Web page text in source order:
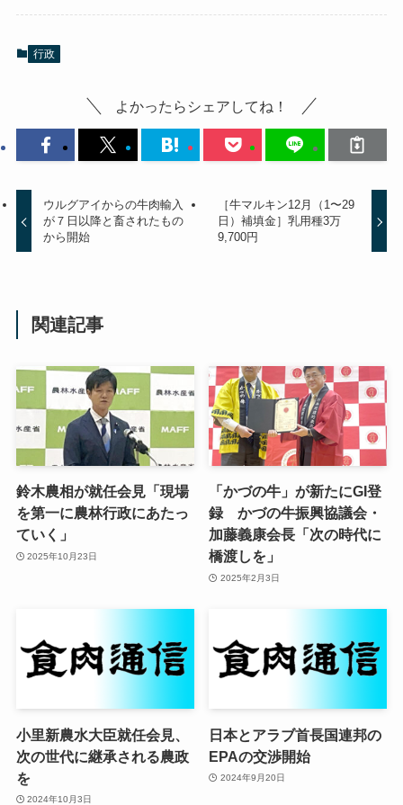
行政
よかったらシェアしてね！
ウルグアイからの牛肉輸入
が７日以降と畜されたもの
から開始
［牛マルキン12月（1〜29
日）補填金］乳用種3万
9,700円
関連記事
鈴木農相が就任会見「現場
を第一に農林行政にあたっ
ていく」
2025年10月23日
「かづの牛」が新たにGI登
録 かづの牛振興協議会・
加藤義康会長「次の時代に
橋渡しを」
2025年2月3日
小里新農水大臣就任会見、
次の世代に継承される農政
を
2024年10月3日
日本とアラブ首長国連邦の
EPAの交渉開始
2024年9月20日